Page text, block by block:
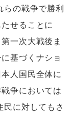
の戦争で勝利
せることに
一次大戦後ま
基づくナショ
人国民全体に
争においては
民に対してもさ